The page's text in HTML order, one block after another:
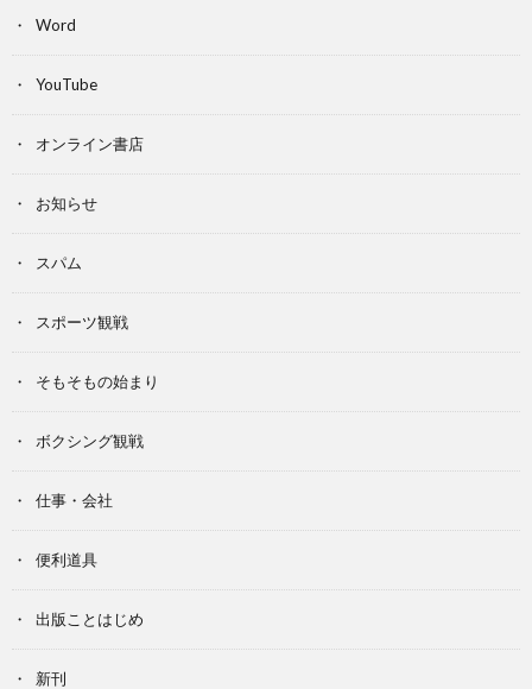
Word
YouTube
オンライン書店
お知らせ
スパム
スポーツ観戦
そもそもの始まり
ボクシング観戦
仕事・会社
便利道具
出版ことはじめ
新刊